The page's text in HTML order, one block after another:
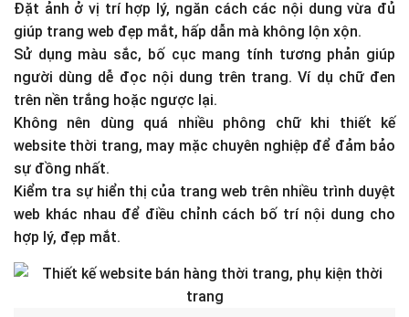
Đặt ảnh ở vị trí hợp lý, ngăn cách các nội dung vừa đủ
giúp trang web đẹp mắt, hấp dẫn mà không lộn xộn.
Sử dụng màu sắc, bố cục mang tính tương phản giúp
người dùng dễ đọc nội dung trên trang. Ví dụ chữ đen
trên nền trắng hoặc ngược lại.
Không nên dùng quá nhiều phông chữ khi thiết kế
website thời trang, may mặc chuyên nghiệp để đảm bảo
sự đồng nhất.
Kiểm tra sự hiển thị của trang web trên nhiều trình duyệt
web khác nhau để điều chỉnh cách bố trí nội dung cho
hợp lý, đẹp mắt.